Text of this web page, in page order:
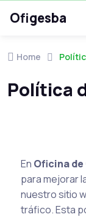
Ofigesba
Home
Política
En Oficina
para mejorar
nuestro sitio
tráfico. Esta